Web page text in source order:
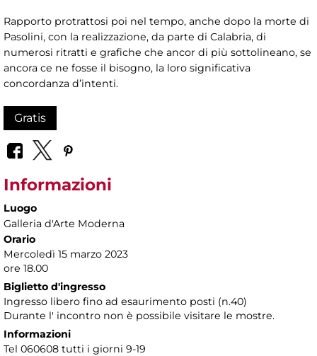
Rapporto protrattosi poi nel tempo, anche dopo la morte di
Pasolini, con la realizzazione, da parte di Calabria, di
numerosi ritratti e grafiche che ancor di più sottolineano, se
ancora ce ne fosse il bisogno, la loro significativa
concordanza d’intenti.
Gratis
Informazioni
Luogo
Galleria d'Arte Moderna
Orario
Mercoledì 15 marzo 2023
ore 18.00
Biglietto d'ingresso
Ingresso libero fino ad esaurimento posti (n.40)
Durante l' incontro non è possibile visitare le mostre.
Informazioni
Tel 060608 tutti i giorni 9-19